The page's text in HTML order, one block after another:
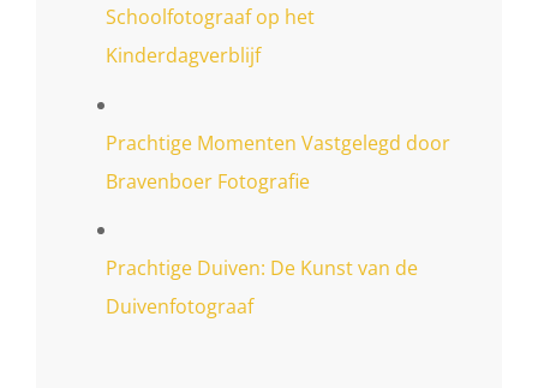
Schoolfotograaf op het
Kinderdagverblijf
Prachtige Momenten Vastgelegd door
Bravenboer Fotografie
Prachtige Duiven: De Kunst van de
Duivenfotograaf